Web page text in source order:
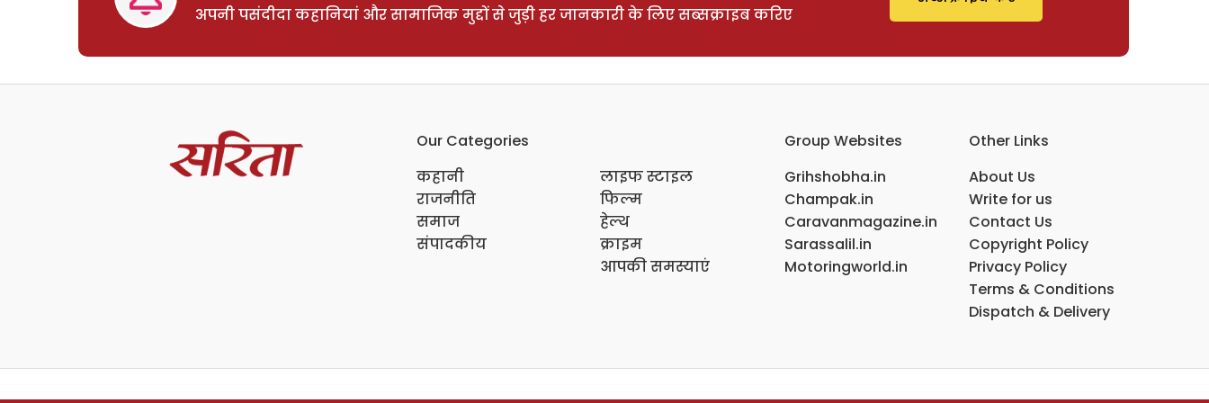
अपनी पसंदीदा कहानियां और सामाजिक मुद्दों से जुड़ी हर जानकारी के लिए सब्सक्राइब करिए
Our Categories
कहानी
राजनीति
समाज
संपादकीय
लाइफ स्टाइल
फिल्म
हेल्थ
क्राइम
आपकी समस्याएं
Group Websites
Grihshobha.in
Champak.in
Caravanmagazine.in
Sarassalil.in
Motoringworld.in
Other Links
About Us
Write for us
Contact Us
Copyright Policy
Privacy Policy
Terms & Conditions
Dispatch & Delivery